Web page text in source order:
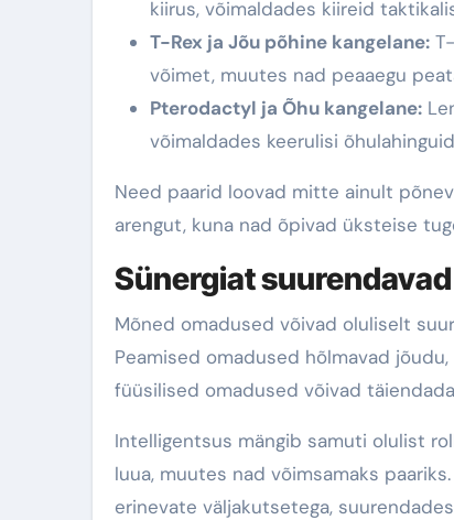
kiirus, võimaldades kiireid
T-Rex ja Jõu põhine kangelane:
võimet, muutes nad peaaegu
Pterodactyl ja Õhu kangelane:
võimaldades keerulisi
Need paarid loovad mitte ainult
arengut, kuna nad õpivad üksteise
Sünergiat
Mõned omadused võivad oluliselt
Peamised omadused hõlmavad
füüsilised omadused võivad
Intelligentsus mängib samuti olulist
luua, muutes nad võimsamaks
erinevate väljakutsetega,